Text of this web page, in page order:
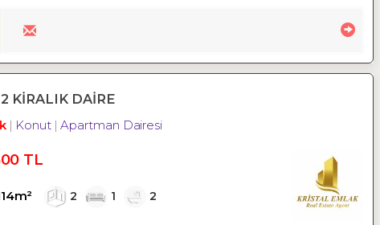
KİRALIK DAİRE
Konut Apartman Dairesi
TL
2 1 2